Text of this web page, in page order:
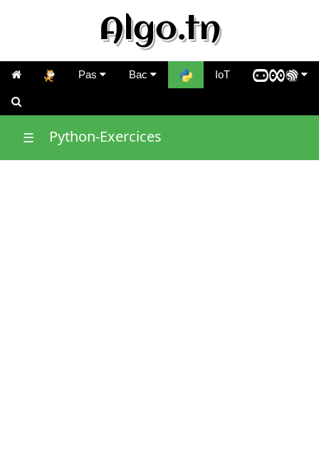
Algo.tn
Pas Bac IoT
☰ Python-Exercices